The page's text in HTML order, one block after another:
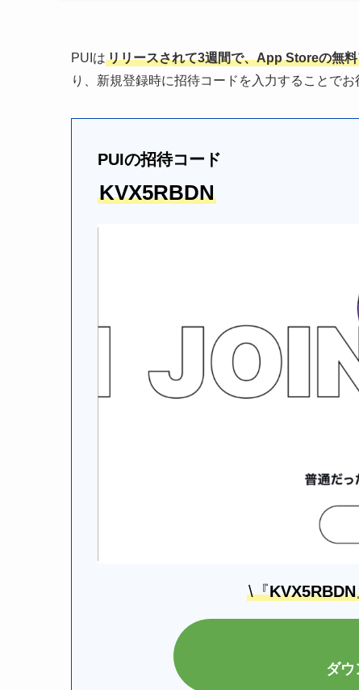
PUIはリリースされて3週間で、App Storeの無
り、新規登録時に招待コードを入力することで
PUIの招待コード
KVX5RBDN
\『KVX5RBDN
ダウ